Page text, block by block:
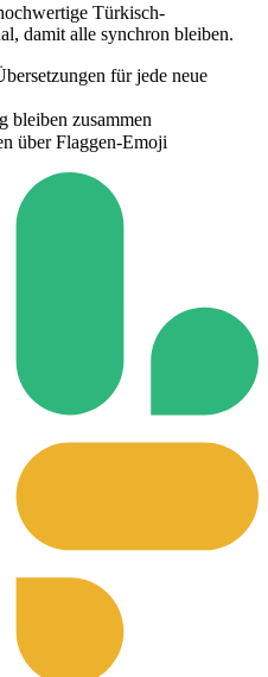
Türkisch-
damit alle synchron bleiben.
für jede neue
bleiben zusammen
über Flaggen-Emoji